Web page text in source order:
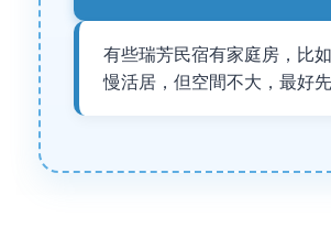
有些瑞芳民宿有家庭房，比
慢活居，但空間不大，最好先